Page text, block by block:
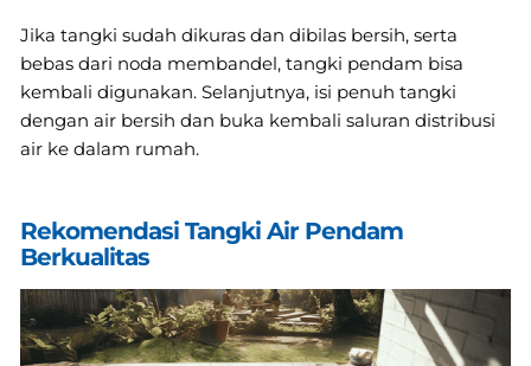
Jika tangki sudah dikuras dan dibilas bersih, serta
bebas dari noda membandel, tangki pendam bisa
kembali digunakan. Selanjutnya, isi penuh tangki
dengan air bersih dan buka kembali saluran distribusi
air ke dalam rumah.
Rekomendasi Tangki Air Pendam
Berkualitas